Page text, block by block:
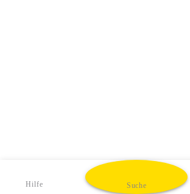
Hilfe Suche